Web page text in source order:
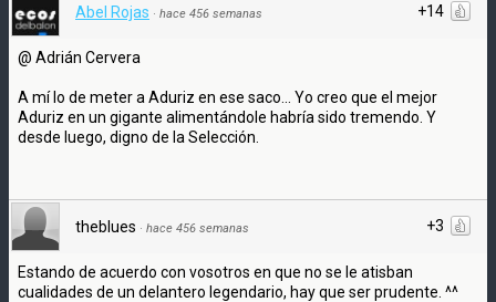
+14
Abel Rojas · hace 456 semanas
@ Adrián Cervera
A mí lo de meter a Aduriz en ese saco... Yo creo que el mejor
Aduriz en un gigante alimentándole habría sido tremendo. Y
desde luego, digno de la Selección.
+3
theblues · hace 456 semanas
Estando de acuerdo con vosotros en que no se le atisban
cualidades de un delantero legendario, hay que ser prudente. ^^